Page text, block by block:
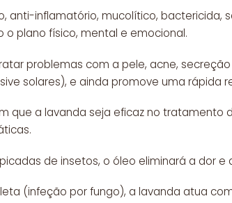
anti-inflamatório, mucolítico, bactericida,
o plano físico, mental e emocional.
problemas com a pele, acne,
solares), e ainda promove uma rápida
que a lavanda seja eficaz no tratamento
de insetos, o óleo eliminará a dor
(infeção por fungo), a lavanda atua